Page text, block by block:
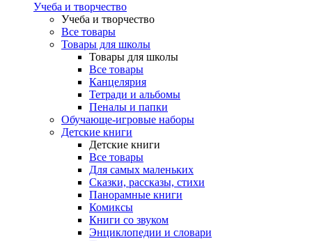
Учеба и творчество
Учеба и творчество
Все товары
Товары для школы
Товары для школы
Все товары
Канцелярия
Тетради и альбомы
Пеналы и папки
Обучающе-игровые наборы
Детские книги
Детские книги
Все товары
Для самых маленьких
Сказки, рассказы, стихи
Панорамные книги
Комиксы
Книги со звуком
Энциклопедии и словари